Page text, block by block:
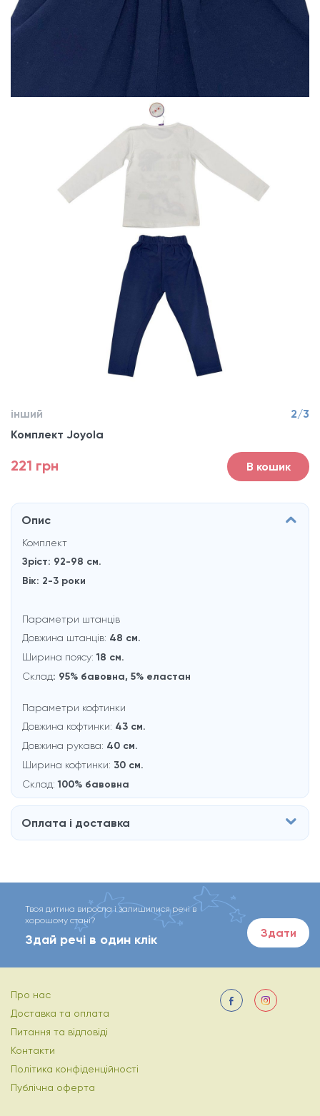
інший
2/3
Комплект Joyola
221 грн В кошик
Опис
Комплект
Зріст: 92-98 см.
Вік: 2-3 роки
Параметри штанців
Довжина штанців: 48 см.
Ширина поясу: 18 см.
Склад: 95% бавовна, 5% еластан
Параметри кофтинки
Довжина кофтинки: 43 см.
Довжина рукaва: 40 см.
Ширина кофтинки: 30 см.
Склад:100% бавовна
Оплата і доставка
Твоя дитина виросла і залишилися речі в
хорошому стані?
Здай речі в один клік Здати
Про нас
Доставка та оплата
Питання та відповіді
Контакти
Політика конфіденційності
Публічна оферта